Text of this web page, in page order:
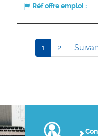
Réf offre emploi :
Page
courante
1 Page
2
Page